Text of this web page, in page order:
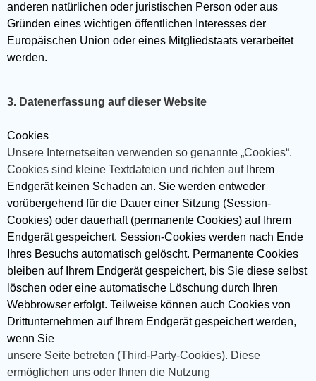
anderen natürlichen oder juristischen Person oder aus
Gründen eines wichtigen öffentlichen Interesses der
Europäischen Union oder eines Mitgliedstaats verarbeitet
werden.
3. Datenerfassung auf dieser Website
Cookies
Unsere Internetseiten verwenden so genannte „Cookies“.
Cookies sind kleine Textdateien und richten auf Ihrem
Endgerät keinen Schaden an. Sie werden entweder
vorübergehend für die Dauer einer Sitzung (Session-
Cookies) oder dauerhaft (permanente Cookies) auf Ihrem
Endgerät gespeichert. Session-Cookies werden nach Ende
Ihres Besuchs automatisch gelöscht. Permanente Cookies
bleiben auf Ihrem Endgerät gespeichert, bis Sie diese selbst
löschen oder eine automatische Löschung durch Ihren
Webbrowser erfolgt. Teilweise können auch Cookies von
Drittunternehmen auf Ihrem Endgerät gespeichert werden,
wenn Sie
unsere Seite betreten (Third-Party-Cookies). Diese
ermöglichen uns oder Ihnen die Nutzung